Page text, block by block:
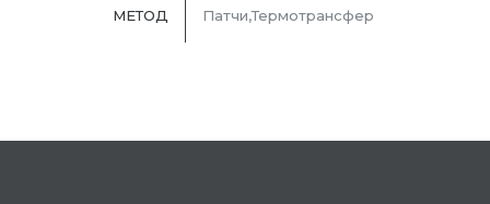
МЕТОД Патчи,Термотрансфер